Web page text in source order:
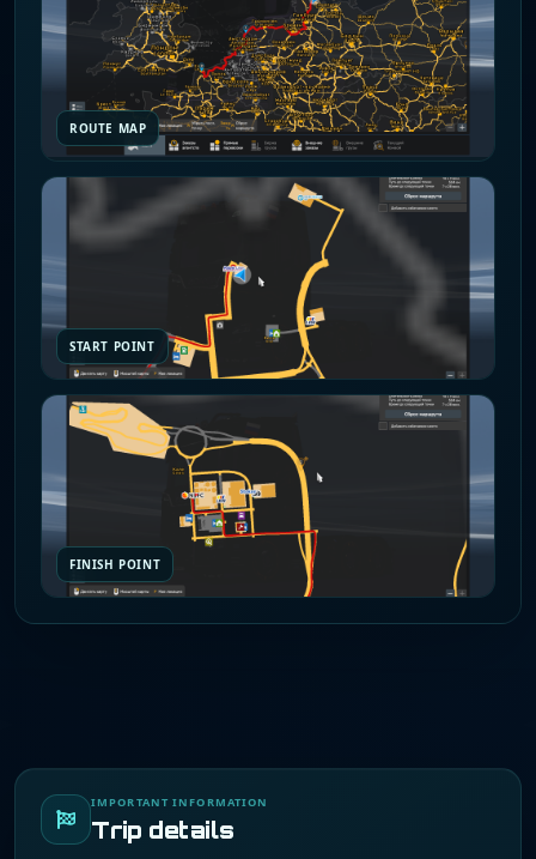
ROUTE MAP
START POINT
FINISH POINT
IMPORTANT INFORMATION
Trip details